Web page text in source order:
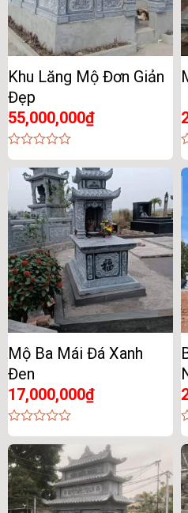
Khu Lăng Mộ Đơn Giản
Đẹp
55,000,000₫
0
out
0
Mộ Ba Mái Đá Xanh
Đen
17,000,000₫
0
out
of
5
0
of
5